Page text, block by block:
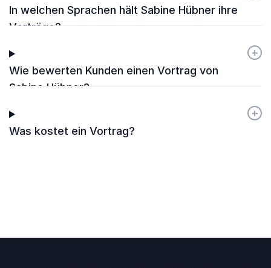
In welchen Sprachen hält Sabine Hübner ihre
Vorträge?
Wie bewerten Kunden einen Vortrag von
Sabine Hübner?
+
-
Was kostet ein Vortrag?
+
-